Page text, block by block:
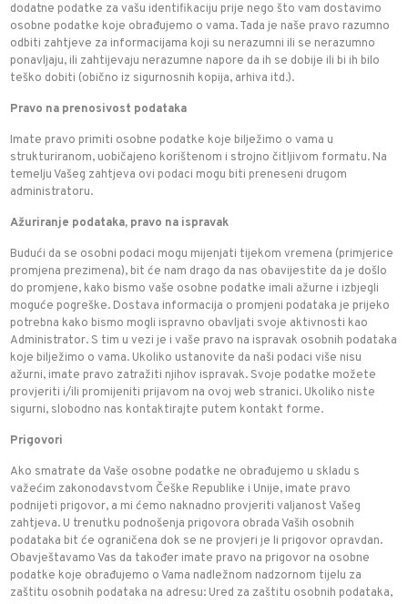
dodatne podatke za vašu identifikaciju prije nego što vam dostavimo
osobne podatke koje obrađujemo o vama. Tada je naše pravo razumno
odbiti zahtjeve za informacijama koji su nerazumni ili se nerazumno
ponavljaju, ili zahtijevaju nerazumne napore da ih se dobije ili bi ih bilo
teško dobiti (obično iz sigurnosnih kopija, arhiva itd.).
Pravo na prenosivost podataka
Imate pravo primiti osobne podatke koje bilježimo o vama u
strukturiranom, uobičajeno korištenom i strojno čitljivom formatu. Na
temelju Vašeg zahtjeva ovi podaci mogu biti preneseni drugom
administratoru.
Ažuriranje podataka, pravo na ispravak
Budući da se osobni podaci mogu mijenjati tijekom vremena (primjerice
promjena prezimena), bit će nam drago da nas obavijestite da je došlo
do promjene, kako bismo vaše osobne podatke imali ažurne i izbjegli
moguće pogreške. Dostava informacija o promjeni podataka je prijeko
potrebna kako bismo mogli ispravno obavljati svoje aktivnosti kao
Administrator. S tim u vezi je i vaše pravo na ispravak osobnih podataka
koje bilježimo o vama. Ukoliko ustanovite da naši podaci više nisu
ažurni, imate pravo zatražiti njihov ispravak. Svoje podatke možete
provjeriti i/ili promijeniti prijavom na ovoj web stranici. Ukoliko niste
sigurni, slobodno nas kontaktirajte putem kontakt forme.
Prigovori
Ako smatrate da Vaše osobne podatke ne obrađujemo u skladu s
važećim zakonodavstvom Češke Republike i Unije, imate pravo
podnijeti prigovor, a mi ćemo naknadno provjeriti valjanost Vašeg
zahtjeva. U trenutku podnošenja prigovora obrada Vaših osobnih
podataka bit će ograničena dok se ne provjeri je li prigovor opravdan.
Obavještavamo Vas da također imate pravo na prigovor na osobne
podatke koje obrađujemo o Vama nadležnom nadzornom tijelu za
zaštitu osobnih podataka na adresu: Ured za zaštitu osobnih podataka,